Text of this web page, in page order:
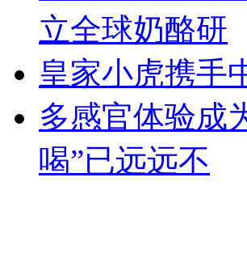
立全球奶酪研
皇家小虎携手
多感官体验成
喝”已远远不